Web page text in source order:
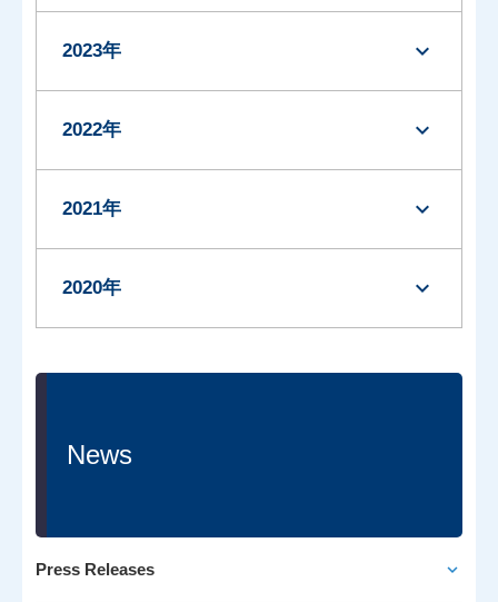
2023年 expand_more
2022年 expand_more
2021年 expand_more
2020年 expand_more
News
Press Releases